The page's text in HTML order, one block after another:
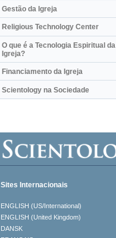
Gestão da Igreja
Religious Technology Center
O que é a Tecnologia Espiritual da
Igreja?
Financiamento da Igreja
Scientology na Sociedade
Sites Internacionais
ENGLISH (US/International)
ENGLISH (United Kingdom)
DANSK